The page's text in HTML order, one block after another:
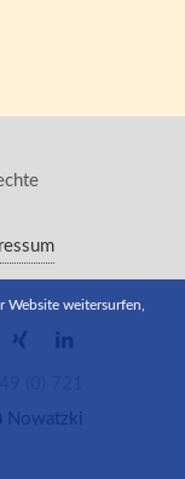
Website weitersurfen,
Nowatzki